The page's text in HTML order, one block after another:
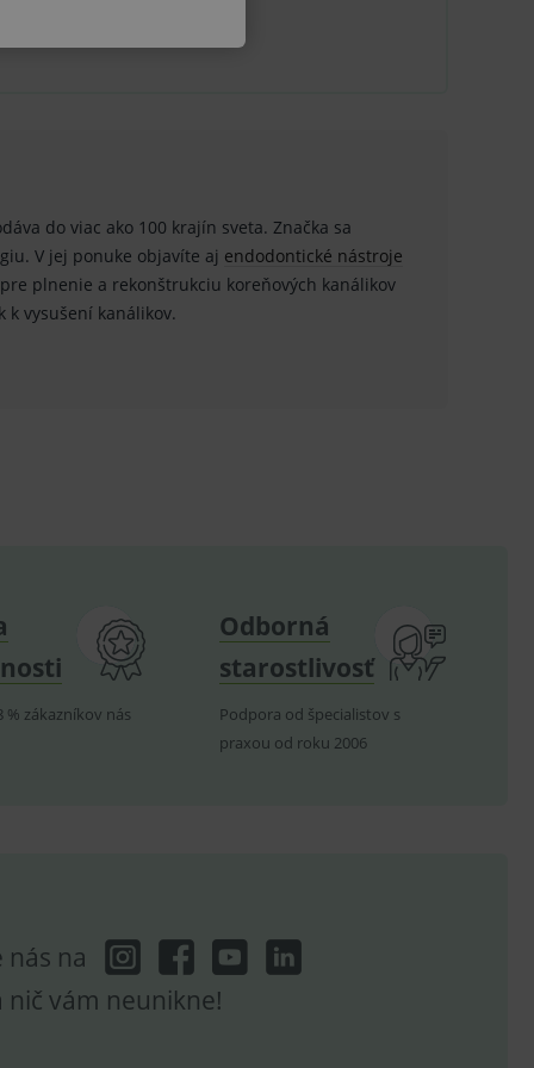
do viac ako 100 krajín sveta. Značka sa
V jej ponuke objavíte aj endodontické nástroje
pre plnenie a rekonštrukciu koreňových kanálikov
k vysušení kanálikov.
% zákazníkov nás
Odborná
starostlivosť
Podpora od špecialistov s
praxou od roku 2006
nás na
nič vám neunikne!
košíka atď. Pre správne
relací uživatelů
analytics.
zobrazení
analytics.
cookies a
předvoleb pro
webu používá